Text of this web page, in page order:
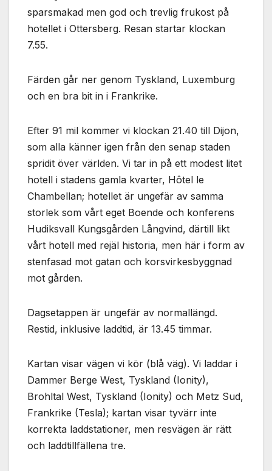
sparsmakad men god och trevlig frukost på
hotellet i Ottersberg. Resan startar klockan
7.55.
Färden går ner genom Tyskland, Luxemburg
och en bra bit in i Frankrike.
Efter 91 mil kommer vi klockan 21.40 till Dijon,
som alla känner igen från den senap staden
spridit över världen. Vi tar in på ett modest litet
hotell i stadens gamla kvarter, Hôtel le
Chambellan; hotellet är ungefär av samma
storlek som vårt eget Boende och konferens
Hudiksvall Kungsgården Långvind, därtill likt
vårt hotell med rejäl historia, men här i form av
stenfasad mot gatan och korsvirkesbyggnad
mot gården.
Dagsetappen är ungefär av normallängd.
Restid, inklusive laddtid, är 13.45 timmar.
Kartan visar vägen vi kör (blå väg). Vi laddar i
Dammer Berge West, Tyskland (Ionity),
Brohltal West, Tyskland (Ionity) och Metz Sud,
Frankrike (Tesla); kartan visar tyvärr inte
korrekta laddstationer, men resvägen är rätt
och laddtillfällena tre.